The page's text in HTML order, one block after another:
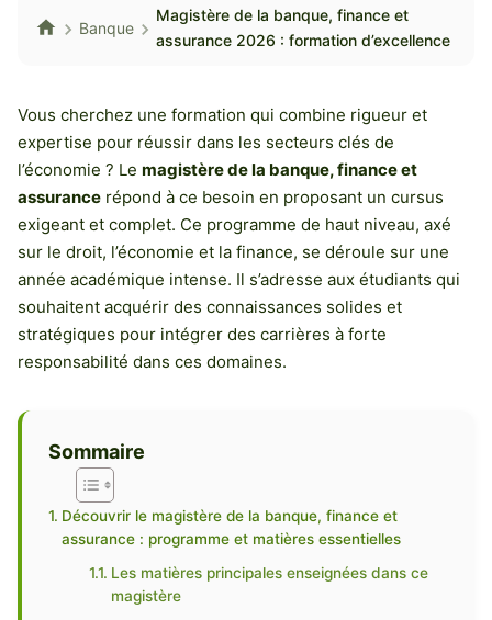
Banque
Magistère de la banque, finance et
assurance 2026 : formation d’excellence
Vous cherchez une formation qui combine rigueur et
expertise pour réussir dans les secteurs clés de
l’économie ? Le magistère de la banque, finance et
assurance répond à ce besoin en proposant un cursus
exigeant et complet. Ce programme de haut niveau, axé
sur le droit, l’économie et la finance, se déroule sur une
année académique intense. Il s’adresse aux étudiants qui
souhaitent acquérir des connaissances solides et
stratégiques pour intégrer des carrières à forte
responsabilité dans ces domaines.
Sommaire
Découvrir le magistère de la banque, finance et
assurance : programme et matières essentielles
Les matières principales enseignées dans ce
magistère